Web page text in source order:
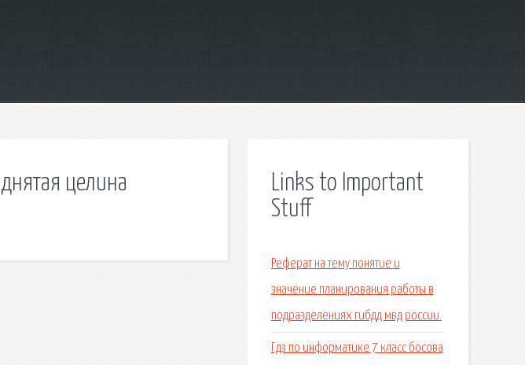
целина
Links to Important
Stuff
Реферат на тему понятие и
значение планирования работы в
подразделениях гибдд мвд россии.
Гдз по информатике 7 класс босова